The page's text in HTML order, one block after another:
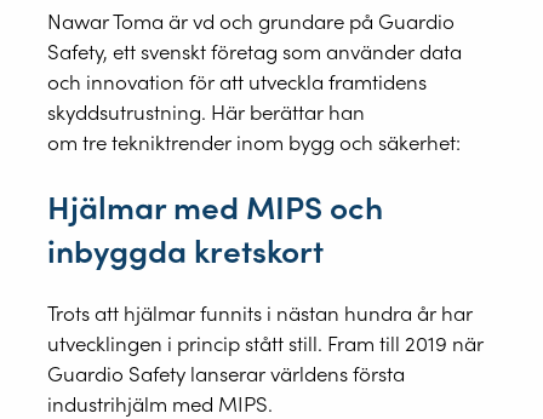
Nawar Toma är vd och grundare på Guardio
Safety, ett svenskt företag som använder data
och innovation för att utveckla framtidens
skyddsutrustning. Här berättar han
om tre tekniktrender inom bygg och säkerhet:
Hjälmar med MIPS och
inbyggda kretskort
Trots att hjälmar funnits i nästan hundra år har
utvecklingen i princip stått still. Fram till 2019 när
Guardio Safety lanserar världens första
industrihjälm med MIPS.